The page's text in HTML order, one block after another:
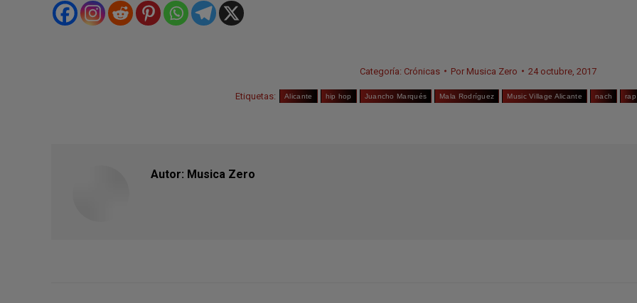
Categoría: Crónicas Por Musica Zero 24 octubre, 2017
Etiquetas: Alicante hip hop Juancho Marqués Mala Rodríguez Music Village Alicante nach rap
Autor: Musica Zero